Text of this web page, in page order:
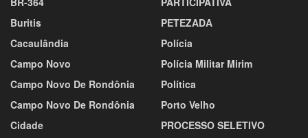
Buritis
Cacaulândia
Campo Novo
Campo Novo De Rondônia
Campo Novo De Rondônia
Cidade
PETEZADA
Polícia
Polícia Militar Mirim
Política
Porto Velho
PROCESSO SELETIVO